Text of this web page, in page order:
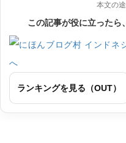
本文の
この記事が役に立ったら
ランキングを見る（OUT）